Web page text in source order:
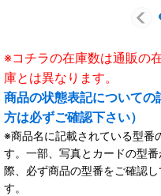
※コチラの在庫数は通販の
庫とは異なります。
商品の状態表記について
方は必ずご確認下さい）
※商品名に記載されている型番
す。一部、写真とカードの型
際、必ず商品の型番をご確認
す。